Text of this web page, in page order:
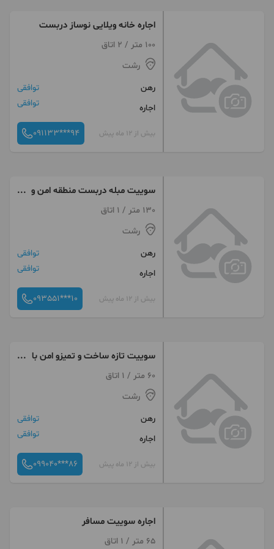
اجاره خانه ویلایی نوساز دربست
100 متر / 2 اتاق
رشت
رهن
توافقی
اجاره
توافقی
بیش از 12 ماه پیش 091133***94
سوییت مبله دربست منطقه امن و
ارام
130 متر / 1 اتاق
رشت
رهن
توافقی
اجاره
توافقی
بیش از 12 ماه پیش 093551***10
سوییت تازه ساخت و تمیزو امن با
پارکنیگ
60 متر / 1 اتاق
رشت
رهن
توافقی
اجاره
توافقی
بیش از 12 ماه پیش 099040***86
اجاره سوییت مسافر
65 متر / 1 اتاق